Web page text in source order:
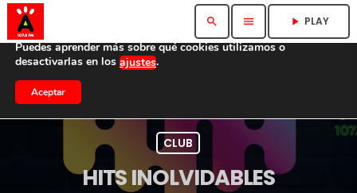
search menu play_arrow PLAY
CLUB
HITS INOLVIDABLES
Utilizamos cookies para ofrecerte la mejor experiencia en
nuestra web.
Puedes aprender más sobre qué cookies utilizamos o
desactivarlas en los ajustes.
Aceptar